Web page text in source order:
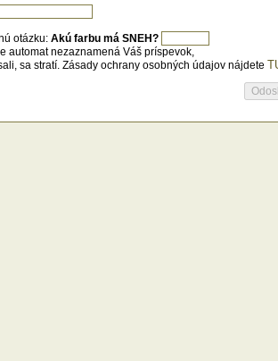
otázku: Akú farbu má SNEH?
automat nezaznamená Váš príspevok,
sa stratí. Zásady ochrany osobných údajov nájdete